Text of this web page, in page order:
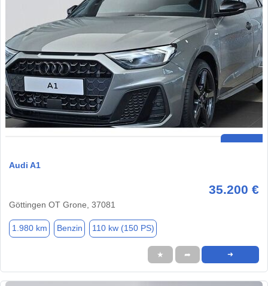
Audi A1
35.200 €
Göttingen OT Grone, 37081
1.980 km Benzin 110 kw (150 PS)
★ ➦ ➜